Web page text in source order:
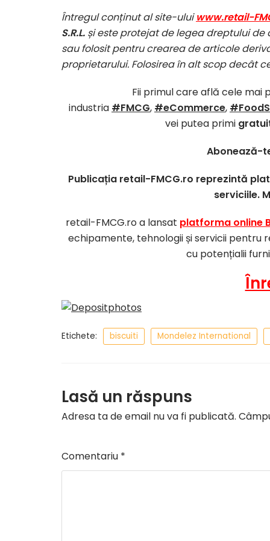
Întregul conținut al site-uluiwww.retail-
S.R.L. și este protejat de legea dreptului
sau folosit pentru crearea de articole
proprietarului. Folosirea în alt scop decât
Fii primul care află cele mai
industria #FMCG, #eCommerce,
vei putea primi
Abonează-
Publicația retail-FMCG.ro reprezintă
serviciile.
retail-FMCG.ro a lansat platforma online
echipamente, tehnologii și servicii pentru
cu potențialii
Etichete: biscuiti Mondelez International
Lasă un răspuns
Adresa ta de email nu va fi publicată.
Comentariu *